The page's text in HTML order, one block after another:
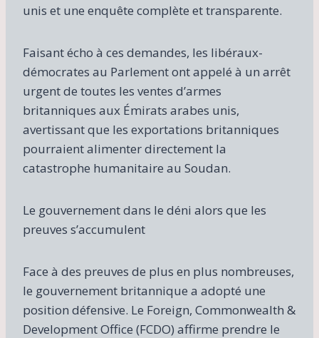
unis et une enquête complète et transparente.
Faisant écho à ces demandes, les libéraux-
démocrates au Parlement ont appelé à un arrêt
urgent de toutes les ventes d’armes
britanniques aux Émirats arabes unis,
avertissant que les exportations britanniques
pourraient alimenter directement la
catastrophe humanitaire au Soudan.
Le gouvernement dans le déni alors que les
preuves s’accumulent
Face à des preuves de plus en plus nombreuses,
le gouvernement britannique a adopté une
position défensive. Le Foreign, Commonwealth &
Development Office (FCDO) affirme prendre le